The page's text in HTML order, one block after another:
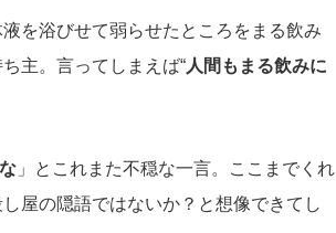
を浴びせて弱らせたところをまる飲み
主。言ってしまえば“ 人間もまる飲みに
」とこれまた不穏な一言。ここまでくれ
屋の隠語ではないか？ と想像できてし